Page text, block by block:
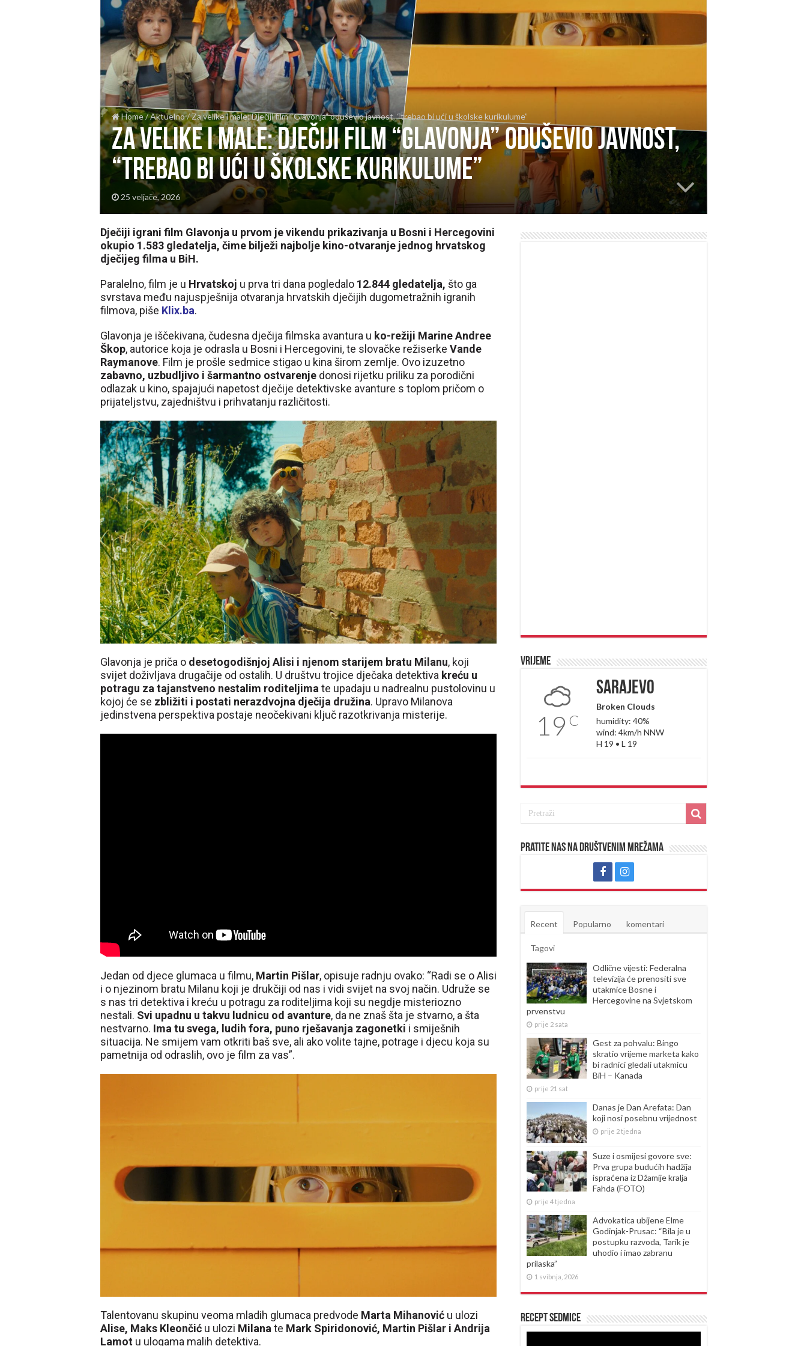
Home/Aktuelno/Za velike i male: Dječiji film “Glavonja” oduševio javnost, “trebao bi ući u školske kurikulume”
Za velike i male: Dječiji film “Glavonja” oduševio javnost,
“trebao bi ući u školske kurikulume”
25 veljače, 2026
Dječiji igrani film Glavonja u prvom je vikendu prikazivanja u Bosni i Hercegovini
okupio 1.583 gledatelja, čime bilježi najbolje kino-otvaranje jednog hrvatskog
dječijeg filma u BiH.
Paralelno, film je u Hrvatskoj u prva tri dana pogledalo 12.844 gledatelja, što ga
svrstava među najuspješnija otvaranja hrvatskih dječijih dugometražnih igranih
filmova, piše Klix.ba.
Glavonja je iščekivana, čudesna dječija filmska avantura u ko-režiji Marine Andree
Škop, autorice koja je odrasla u Bosni i Hercegovini, te slovačke režiserke Vande
Raymanove. Film je prošle sedmice stigao u kina širom zemlje. Ovo izuzetno
zabavno, uzbudljivo i šarmantno ostvarenje donosi rijetku priliku za porodični
odlazak u kino, spajajući napetost dječije detektivske avanture s toplom pričom o
prijateljstvu, zajedništvu i prihvatanju različitosti.
Glavonja je priča o desetogodišnjoj Alisi i njenom starijem bratu Milanu, koji
svijet doživljava drugačije od ostalih. U društvu trojice dječaka detektiva kreću u
potragu za tajanstveno nestalim roditeljimate upadaju u nadrealnu pustolovinu u
kojoj će se zbližiti i postati nerazdvojna dječija družina. Upravo Milanova
jedinstvena perspektiva postaje neočekivani ključ razotkrivanja misterije.
Jedan od djece glumaca u filmu, Martin Pišlar, opisuje radnju ovako: “Radi se o Alisi
i o njezinom bratu Milanu koji je drukčiji od nas i vidi svijet na svoj način. Udruže se
s nas tri detektiva i kreću u potragu za roditeljima koji su negdje misteriozno
nestali. Svi upadnu u takvu ludnicu od avanture, da ne znaš šta je stvarno, a šta
nestvarno. Ima tu svega, ludih fora, puno rješavanja zagonetki i smiješnih
situacija. Ne smijem vam otkriti baš sve, ali ako volite tajne, potrage i djecu koja su
pametnija od odraslih, ovo je film za vas”.
Talentovanu skupinu veoma mladih glumaca predvode Marta Mihanović u ulozi
Alise, Maks Kleončić u ulozi Milana te Mark Spiridonović, Martin Pišlar i Andrija
Lamot u ulogama malih detektiva.
Vrijeme
19 C
Sarajevo
Broken Clouds
humidity: 40%
wind: 4km/h NNW
H 19 • L 19
Pratite nas na društvenim mrežama
Recent Popularno komentari
Tagovi
Odlične vijesti: Federalna
televizija će prenositi sve
utakmice Bosne i
Hercegovine na Svjetskom
prvenstvu
prije 2 sata
Gest za pohvalu: Bingo
skratio vrijeme marketa kako
bi radnici gledali utakmicu
BiH – Kanada
prije 21 sat
Danas je Dan Arefata: Dan
koji nosi posebnu vrijednost
prije 2 tjedna
Suze i osmijesi govore sve:
Prva grupa budućih hadžija
ispraćena iz Džamije kralja
Fahda (FOTO)
prije 4 tjedna
Advokatica ubijene Elme
Godinjak-Prusac: “Bila je u
postupku razvoda, Tarik je
uhodio i imao zabranu
prilaska”
1 svibnja, 2026
Recept sedmice